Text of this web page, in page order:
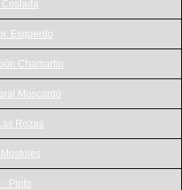
Esquerdo
Chamartin
Moscardó
Rozas
- Pinto